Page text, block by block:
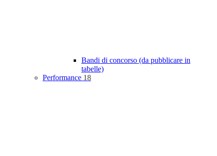
Bandi di concorso (da pubblicare in
tabelle)
Performance 18